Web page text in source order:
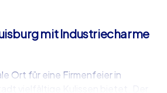
mit Industriecharme
Ort für eine Firmenfeier in